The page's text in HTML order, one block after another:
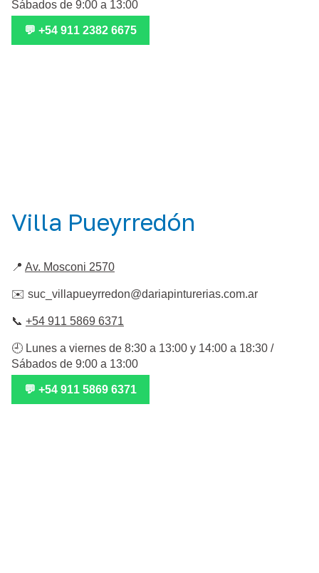
Sábados de 9:00 a 13:00
💬 +54 911 2382 6675
Villa Pueyrredón
📍 Av. Mosconi 2570
✉️ suc_villapueyrredon@dariapinturerias.com.ar
📞 +54 911 5869 6371
🕘 Lunes a viernes de 8:30 a 13:00 y 14:00 a 18:30 /
Sábados de 9:00 a 13:00
💬 +54 911 5869 6371